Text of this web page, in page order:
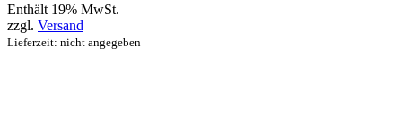
Enthält 19% MwSt.
zzgl. Versand
Lieferzeit: nicht angegeben